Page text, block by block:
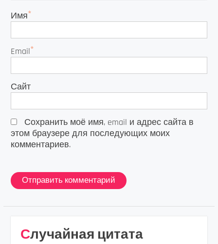
Имя*
Email*
Сайт
Сохранить моё имя, email и адрес сайта в
этом браузере для последующих моих
комментариев.
Случайная цитата